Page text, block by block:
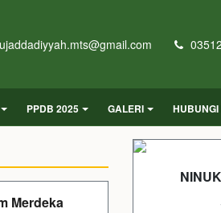
PPDB 2025 GALERI
Merdeka